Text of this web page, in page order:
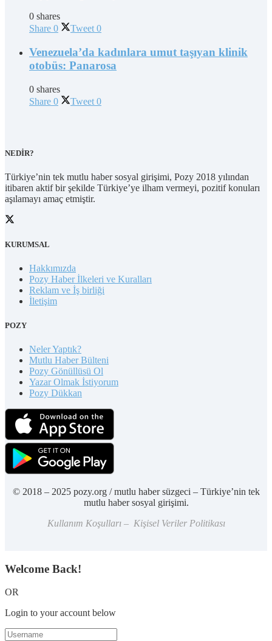
0 shares
Share 0 Tweet 0
Venezuela’da kadınlara umut taşıyan klinik
otobüs: Panarosa
0 shares
Share 0 Tweet 0
NEDİR?
Türkiye’nin tek mutlu haber sosyal girişimi, Pozy 2018 yılından
itibaren aktif bir şekilde Türkiye’ye ilham vermeyi, pozitif konuları
aşılamayı amaç etmiştir.
KURUMSAL
Hakkımızda
Pozy Haber İlkeleri ve Kuralları
Reklam ve İş birliği
İletişim
POZY
Neler Yaptık?
Mutlu Haber Bülteni
Pozy Gönüllüsü Ol
Yazar Olmak İstiyorum
Pozy Dükkan
© 2018 – 2025 pozy.org / mutlu haber süzgeci – Türkiye’nin tek
mutlu haber sosyal girişimi.
Kullanım Koşulları – Kişisel Veriler Politikası
Welcome Back!
OR
Login to your account below